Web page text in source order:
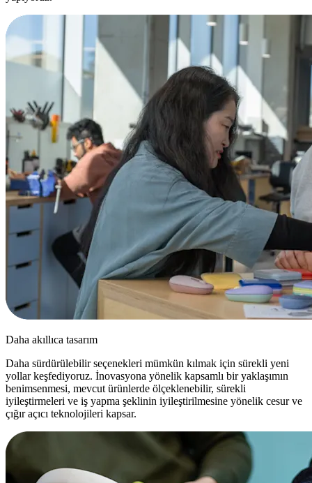
Daha akıllıca tasarım
Daha sürdürülebilir seçenekleri mümkün kılmak için sürekli yeni
yollar keşfediyoruz. İnovasyona yönelik kapsamlı bir yaklaşımın
benimsenmesi, mevcut ürünlerde ölçeklenebilir, sürekli
iyileştirmeleri ve iş yapma şeklinin iyileştirilmesine yönelik cesur ve
çığır açıcı teknolojileri kapsar.